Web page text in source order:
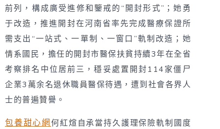
前列，構成廣受進修和鑒戒的“開封形式”；她勇
于改造，推進開封在河南省率先完成醫療保證所
需支出“一站式、一單制、一窗口”軌制改造；她
情系國民，擔任的開封市醫保扶貧持續3年在全省
考察排名中位居前三，穩妥處置開封114家僵尸
企業3萬余名退休職員醫保待遇，遭到社會各界人
士的普遍贊譽。
包養甜心網何紅煊自承當持久護理保險軌制國度